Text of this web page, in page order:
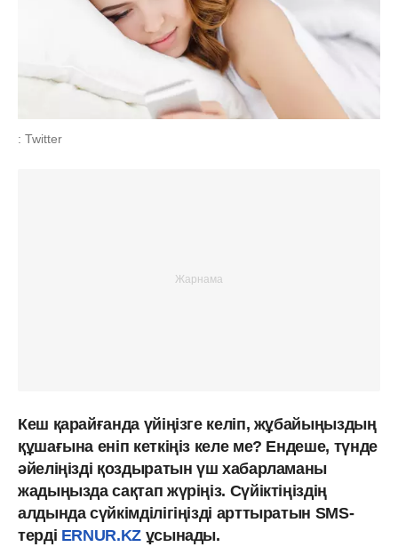
: Twitter
Кеш қарайғанда үйіңізге келіп, жұбайыңыздың
құшағына еніп кеткіңіз келе ме? Ендеше, түнде
әйеліңізді қоздыратын үш хабарламаны
жадыңызда сақтап жүріңіз. Сүйіктіңіздің
алдында сүйкімділігіңізді арттыратын SMS-
терді ERNUR.KZұсынады.